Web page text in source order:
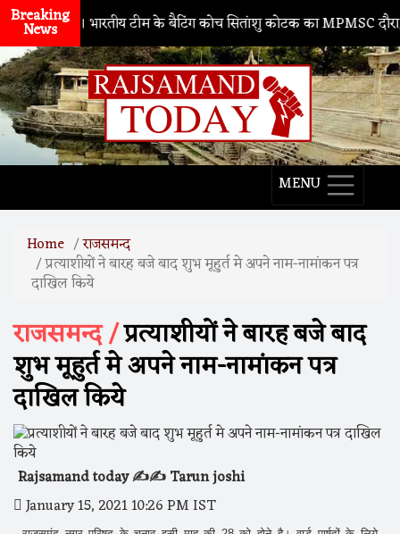
Breaking
News
नाथद्वारा। भारतीय टीम के बैटिंग कोच सितांशु कोटक का MPMSC दौरा, युवा
MENU
Home राजसमन्द
प्रत्याशीयों ने बारह बजे बाद शुभ मूहुर्त मे अपने नाम-नामांकन पत्र
दाखिल किये
राजसमन्द /प्रत्याशीयों ने बारह बजे बाद
शुभ मूहुर्त मे अपने नाम-नामांकन पत्र
दाखिल किये
Rajsamand today ✍️✍️ Tarun joshi
January 15, 2021 10:26 PM IST